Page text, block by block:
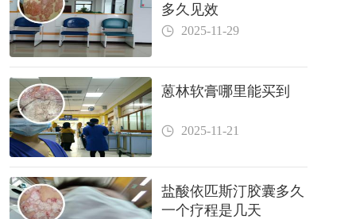
多久见效
2025-11-29
蒽林软膏哪里能买到
2025-11-21
盐酸依匹斯汀胶囊多久
一个疗程是几天